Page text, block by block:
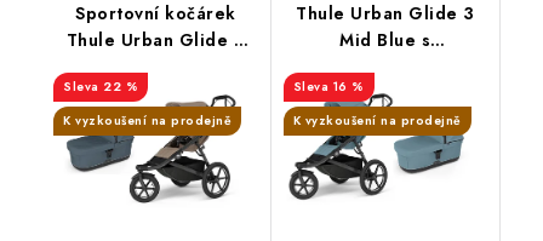
Sportovní kočárek
Thule Urban Glide 3
Tinted Taupe+korbička
Dark Slate
22 %
K vyzkoušení na prodejně
Thule Urban Glide 3
Mid Blue s
magnetickou přezkou+
hluboká korba Mid
Blue
16 %
K vyzkoušení na prodejně